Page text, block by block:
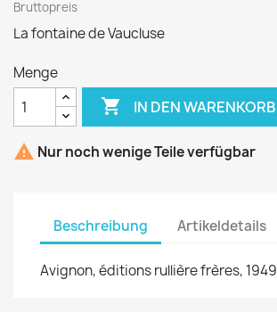
Bruttopreis
La fontaine de Vaucluse
Menge
 IN DEN WARENKORB
 Nur noch wenige Teile verfügbar
Beschreibung Artikeldetails
Avignon, éditions rullière frères, 1949